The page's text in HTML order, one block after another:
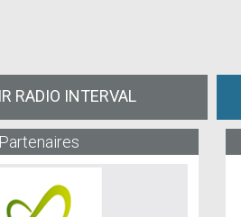
RADIO INTERVAL
Partenaires